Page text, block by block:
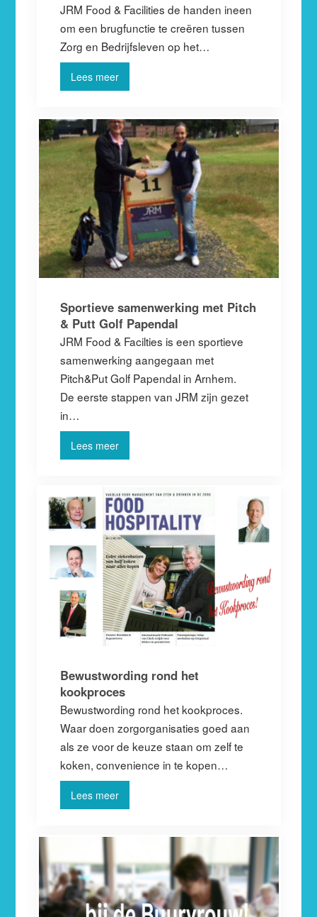
JRM Food & Facilities de handen ineen
om een brugfunctie te creëren tussen
Zorg en Bedrijfsleven op het…
Lees meer
Sportieve samenwerking met Pitch
& Putt Golf Papendal
JRM Food & Facilties is een sportieve
samenwerking aangegaan met
Pitch&Put Golf Papendal in Arnhem.
De eerste stappen van JRM zijn gezet
in…
Lees meer
Bewustwording rond het
kookproces
Bewustwording rond het kookproces.
Waar doen zorgorganisaties goed aan
als ze voor de keuze staan om zelf te
koken, convenience in te kopen…
Lees meer